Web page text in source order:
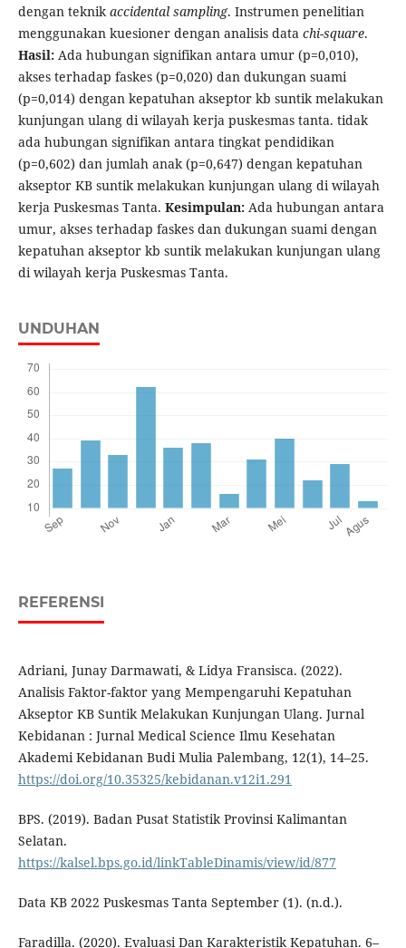
dengan teknikaccidental sampling. Instrumen penelitian
menggunakan kuesioner dengan analisis data chi-square.
Hasil: Ada hubungan signifikan antara umur (p=0,010),
akses terhadap faskes (p=0,020) dan dukungan suami
(p=0,014) dengan kepatuhan akseptor kb suntik melakukan
kunjungan ulang di wilayah kerja puskesmas tanta. tidak
ada hubungan signifikan antara tingkat pendidikan
(p=0,602) dan jumlah anak (p=0,647) dengan kepatuhan
akseptor KB suntik melakukan kunjungan ulang di wilayah
kerja Puskesmas Tanta. Kesimpulan: Ada hubungan antara
umur, akses terhadap faskes dan dukungan suami dengan
kepatuhan akseptor kb suntik melakukan kunjungan ulang
di wilayah kerja Puskesmas Tanta.
UNDUHAN
REFERENSI
Adriani, Junay Darmawati, & Lidya Fransisca. (2022).
Analisis Faktor-faktor yang Mempengaruhi Kepatuhan
Akseptor KB Suntik Melakukan Kunjungan Ulang. Jurnal
Kebidanan : Jurnal Medical Science Ilmu Kesehatan
Akademi Kebidanan Budi Mulia Palembang, 12(1), 14–25.
https://doi.org/10.35325/kebidanan.v12i1.291
BPS. (2019). Badan Pusat Statistik Provinsi Kalimantan
Selatan.
https://kalsel.bps.go.id/linkTableDinamis/view/id/877
Data KB 2022 Puskesmas Tanta September (1). (n.d.).
Faradilla. (2020). Evaluasi Dan Karakteristik Kepatuhan. 6–